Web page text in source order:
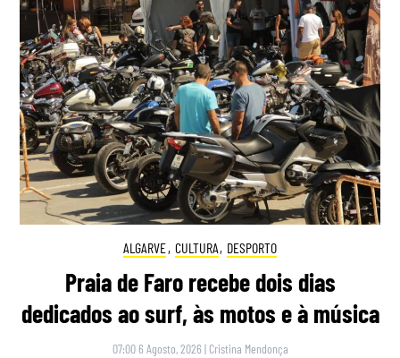
ALGARVE, CULTURA, DESPORTO
Praia de Faro recebe dois dias
dedicados ao surf, às motos e à música
07:00 6 Agosto, 2026 | Cristina Mendonça